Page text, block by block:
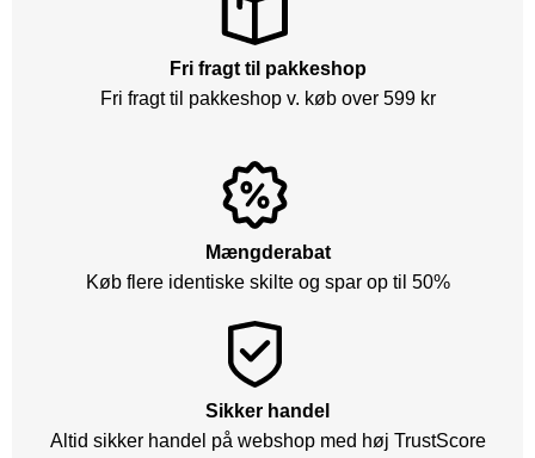
Fri fragt til pakkeshop
Fri fragt til pakkeshop v. køb over 599 kr
Mængderabat
Køb flere identiske skilte og spar op til 50%
Sikker handel
Altid sikker handel på webshop med høj TrustScore